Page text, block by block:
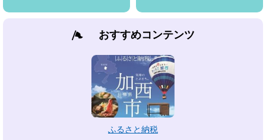
おすすめコンテンツ
ふるさと納税